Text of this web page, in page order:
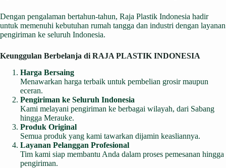
Dengan pengalaman bertahun-tahun, Raja Plastik Indonesia hadir
untuk memenuhi kebutuhan rumah tangga dan industri dengan layanan
pengiriman ke seluruh Indonesia.
Keunggulan Berbelanja di RAJA PLASTIK INDONESIA
Harga Bersaing
Menawarkan harga terbaik untuk pembelian grosir maupun
eceran.
Pengiriman ke Seluruh Indonesia
Kami melayani pengiriman ke berbagai wilayah, dari Sabang
hingga Merauke.
Produk Original
Semua produk yang kami tawarkan dijamin keasliannya.
Layanan Pelanggan Profesional
Tim kami siap membantu Anda dalam proses pemesanan hingga
pengiriman.